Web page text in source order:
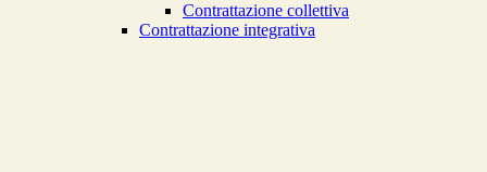
Contrattazione collettiva
Contrattazione integrativa